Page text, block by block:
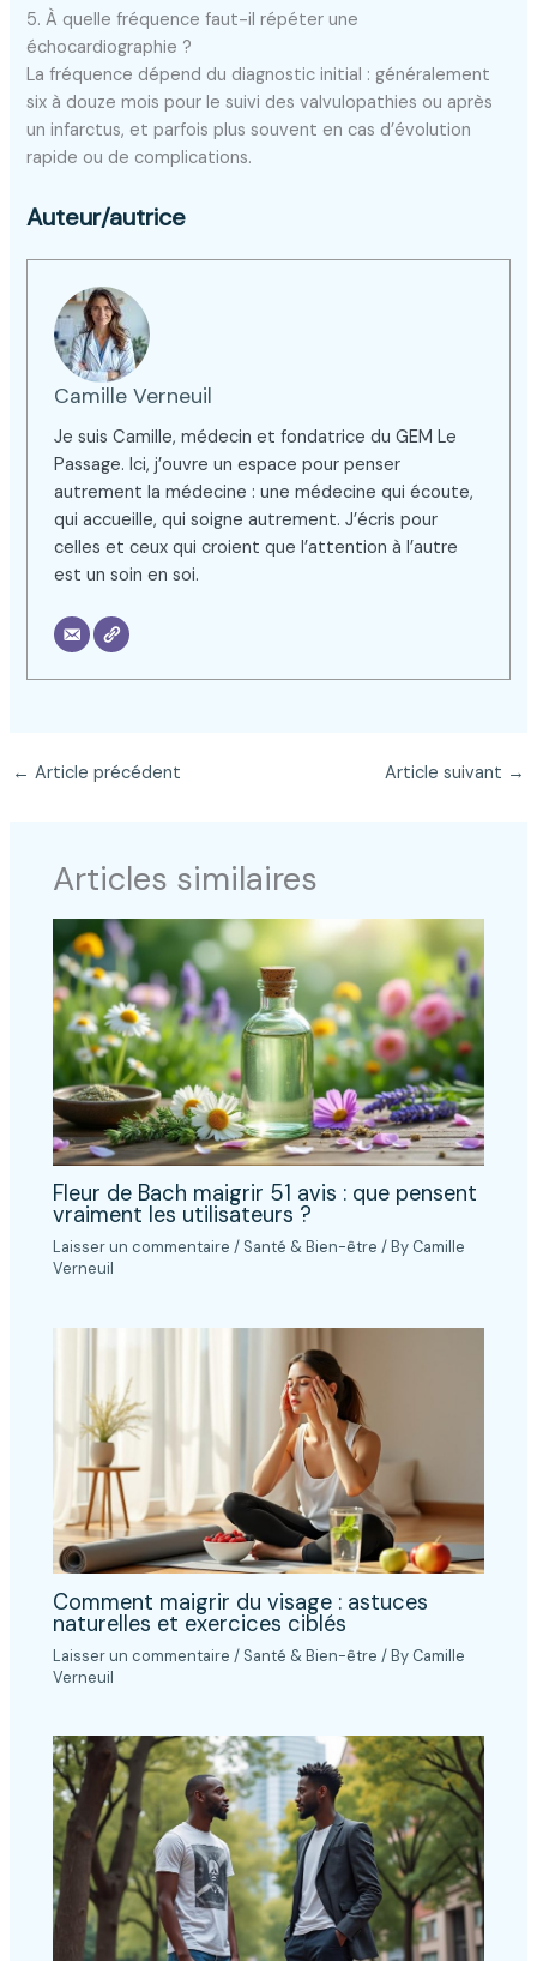
5. À quelle fréquence faut-il répéter une
échocardiographie ?
La fréquence dépend du diagnostic initial : généralement
six à douze mois pour le suivi des valvulopathies ou après
un infarctus, et parfois plus souvent en cas d’évolution
rapide ou de complications.
Auteur/autrice
Camille Verneuil
Je suis Camille, médecin et fondatrice du GEM Le
Passage. Ici, j’ouvre un espace pour penser
autrement la médecine : une médecine qui écoute,
qui accueille, qui soigne autrement. J’écris pour
celles et ceux qui croient que l’attention à l’autre
est un soin en soi.
← Article précédent Article suivant →
Articles similaires
Fleur de Bach maigrir 51 avis : que pensent
vraiment les utilisateurs ?
Laisser un commentaire / Santé & Bien-être / By Camille
Verneuil
Comment maigrir du visage : astuces
naturelles et exercices ciblés
Laisser un commentaire / Santé & Bien-être / By Camille
Verneuil